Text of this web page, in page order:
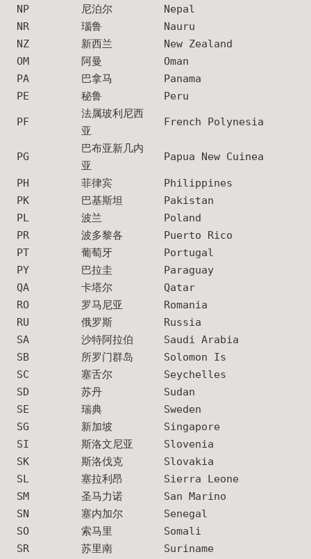
NP
尼泊尔
Nepal
NR
瑙鲁
Nauru
NZ
新西兰
New Zealand
OM
阿曼
Oman
PA
巴拿马
Panama
PE
秘鲁 Peru
PF
法属玻利尼西
亚
French Polynesia
PG
巴布亚新几内
亚
Papua New Cuinea
PH 菲律宾
Philippines
PK
巴基斯坦
Pakistan
PL
波兰
Poland
PR
波多黎各
Puerto Rico
PT
葡萄牙
Portugal
PY
巴拉圭
Paraguay
QA
卡塔尔
Qatar
RO
罗马尼亚
Romania
RU
俄罗斯
Russia
SA
沙特阿拉伯
Saudi Arabia
SB
所罗门群岛
Solomon Is
SC
塞舌尔
Seychelles
SD
苏丹
Sudan
SE
瑞典
Sweden
SG
新加坡
Singapore
SI
斯洛文尼亚
Slovenia
SK
斯洛伐克
Slovakia
SL
塞拉利昂
Sierra Leone
SM
圣马力诺
San Marino
SN
塞内加尔
Senegal
SO
索马里
Somali
SR
苏里南 Suriname